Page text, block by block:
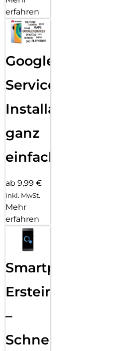
erfahren
Google
Services
Installation
ganz
einfach
ab 9,99 €
inkl. MwSt.
Mehr
erfahren
Smartphone
Ersteinrichtung
–
Schnelle